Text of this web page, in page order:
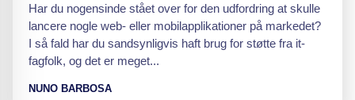
Har du nogensinde stået over for den udfordring at skulle
lancere nogle web- eller mobilapplikationer på markedet?
I så fald har du sandsynligvis haft brug for støtte fra it-
fagfolk, og det er meget...
NUNO BARBOSA